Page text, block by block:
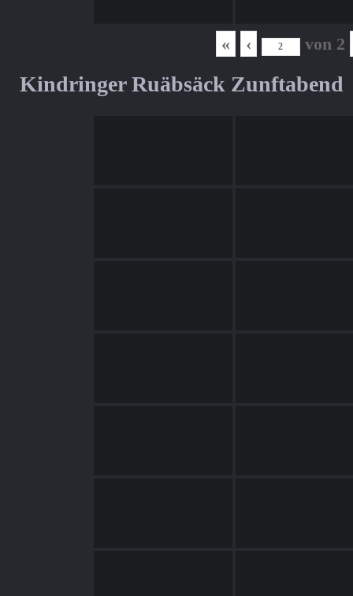
« ‹ von 2
Kindringer Ruäbsäck Zunftabend